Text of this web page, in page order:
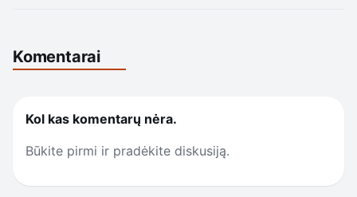
Komentarai
Kol kas komentarų nėra.
Būkite pirmi ir pradėkite diskusiją.